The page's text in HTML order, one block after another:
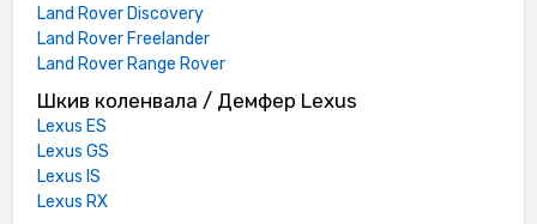
Land Rover Discovery
Land Rover Freelander
Land Rover Range Rover
Шкив коленвала / Демфер Lexus
Lexus ES
Lexus GS
Lexus IS
Lexus RX